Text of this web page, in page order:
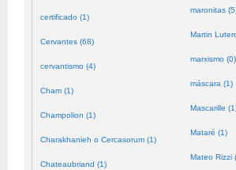
certificado (1)
Cervantes (68)
cervantismo (4)
Cham (1)
Champolion (1)
Charakhanieh o Cercasorum (1)
Chateaubriand (1)
maronitas
Martin
marxismo (0)
máscara (1)
Mascarille
Mataré (1)
Mateo Rizzi